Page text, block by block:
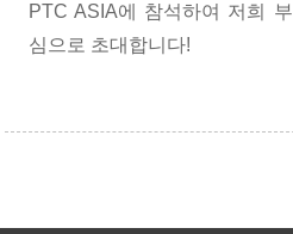
PTC ASIA에 참석하여 저희
심으로 초대합니다!